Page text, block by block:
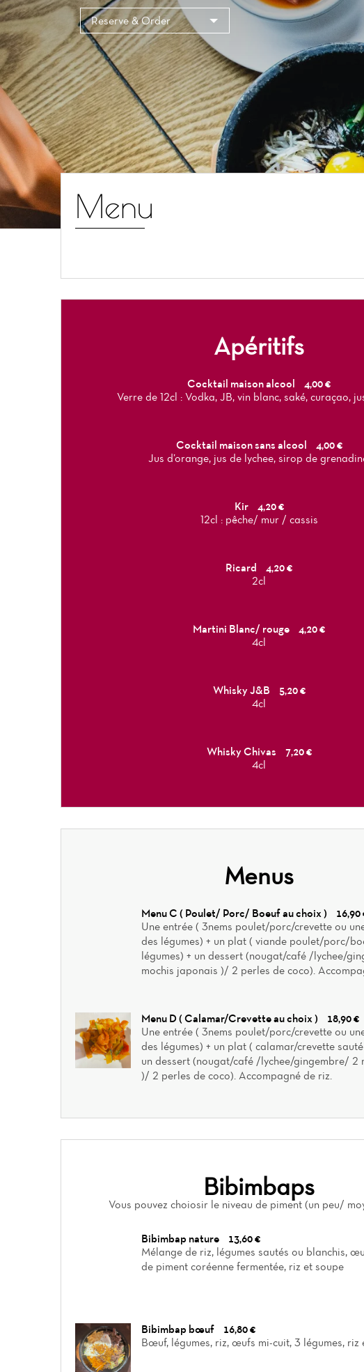
Reserve & Order
Menu
Apéritifs
Cocktail maison alcool
4,00 €
Verre de 12cl : Vodka, JB, vin blanc, saké, curaçao,
Cocktail maison sans alcool
4,00 €
Jus d’orange, jus de lychee, sirop de
Kir
4,20 €
12cl : pêche/ mur / cassis
Ricard
4,20 €
2cl
Martini Blanc/ rouge
4,20 €
4cl
Whisky J&B
5,20 €
4cl
Whisky Chivas
7,20 €
4cl
Menus
Menu C ( Poulet/ Porc/ Boeuf au choix )
16,90
Une entrée ( 3nems poulet/porc/crevette ou
des légumes) + un plat ( viande poulet/porc/
légumes) + un dessert (nougat/café /lychee/
mochis japonais )/ 2 perles de coco).
Menu D ( Calamar/Crevette au choix )
18,90 €
Une entrée ( 3nems poulet/porc/crevette ou
des légumes) + un plat ( calamar/crevette
un dessert (nougat/café /lychee/gingembre/ 2
)/ 2 perles de coco). Accompagné de riz.
Bibimbaps
Vous pouvez choiosir le niveau de piment (un peu/
Bibimbap nature
13,60 €
Mélange de riz, légumes sautés ou blanchis,
de piment coréenne fermentée, riz et soupe
Bibimbap bœuf
16,80 €
Bœuf, légumes, riz, œufs mi-cuit, 3 légumes, riz
Cookies management panel